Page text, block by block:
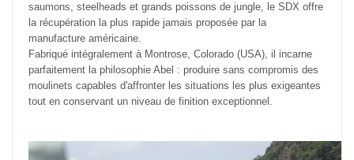
saumons, steelheads et grands poissons de jungle, le SDX offre
la récupération la plus rapide jamais proposée par la
manufacture américaine.
Fabriqué intégralement à Montrose, Colorado (USA), il incarne
parfaitement la philosophie Abel : produire sans compromis des
moulinets capables d'affronter les situations les plus exigeantes
tout en conservant un niveau de finition exceptionnel.